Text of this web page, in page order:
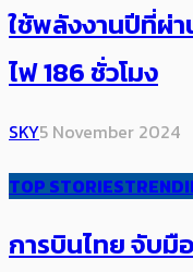
ใช้พลังงาน​ปีที่ผ่า
ไฟ 186 ชั่วโมง
SKY5 November 2024
TOP STORIES
การบินไทย จับมื